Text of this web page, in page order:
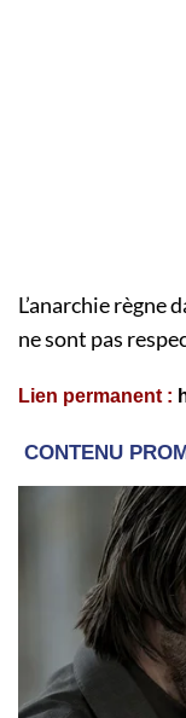
L’anarchie règne
ne sont pas
Lien permanent :